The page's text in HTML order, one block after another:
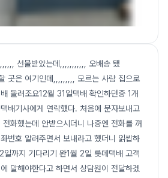
선물받았는데,,,,,,,,,,, 오배송 됐
곳은 여기인데,,,,,,,,, 모르는 사람 집으로
돌려조요12월 31일택배 확인하던중 1개
배기사에게 연락했다. 처음에 문자보내고
화했는데 안받으시더니 나중엔 전화를 꺼
번호 알려주면서 보내라고 했더니 읽씹하
일까지 기다리기 완1월 2일 롯데택배 고객
말해야한다고 하면서 상담원이 전달하겠